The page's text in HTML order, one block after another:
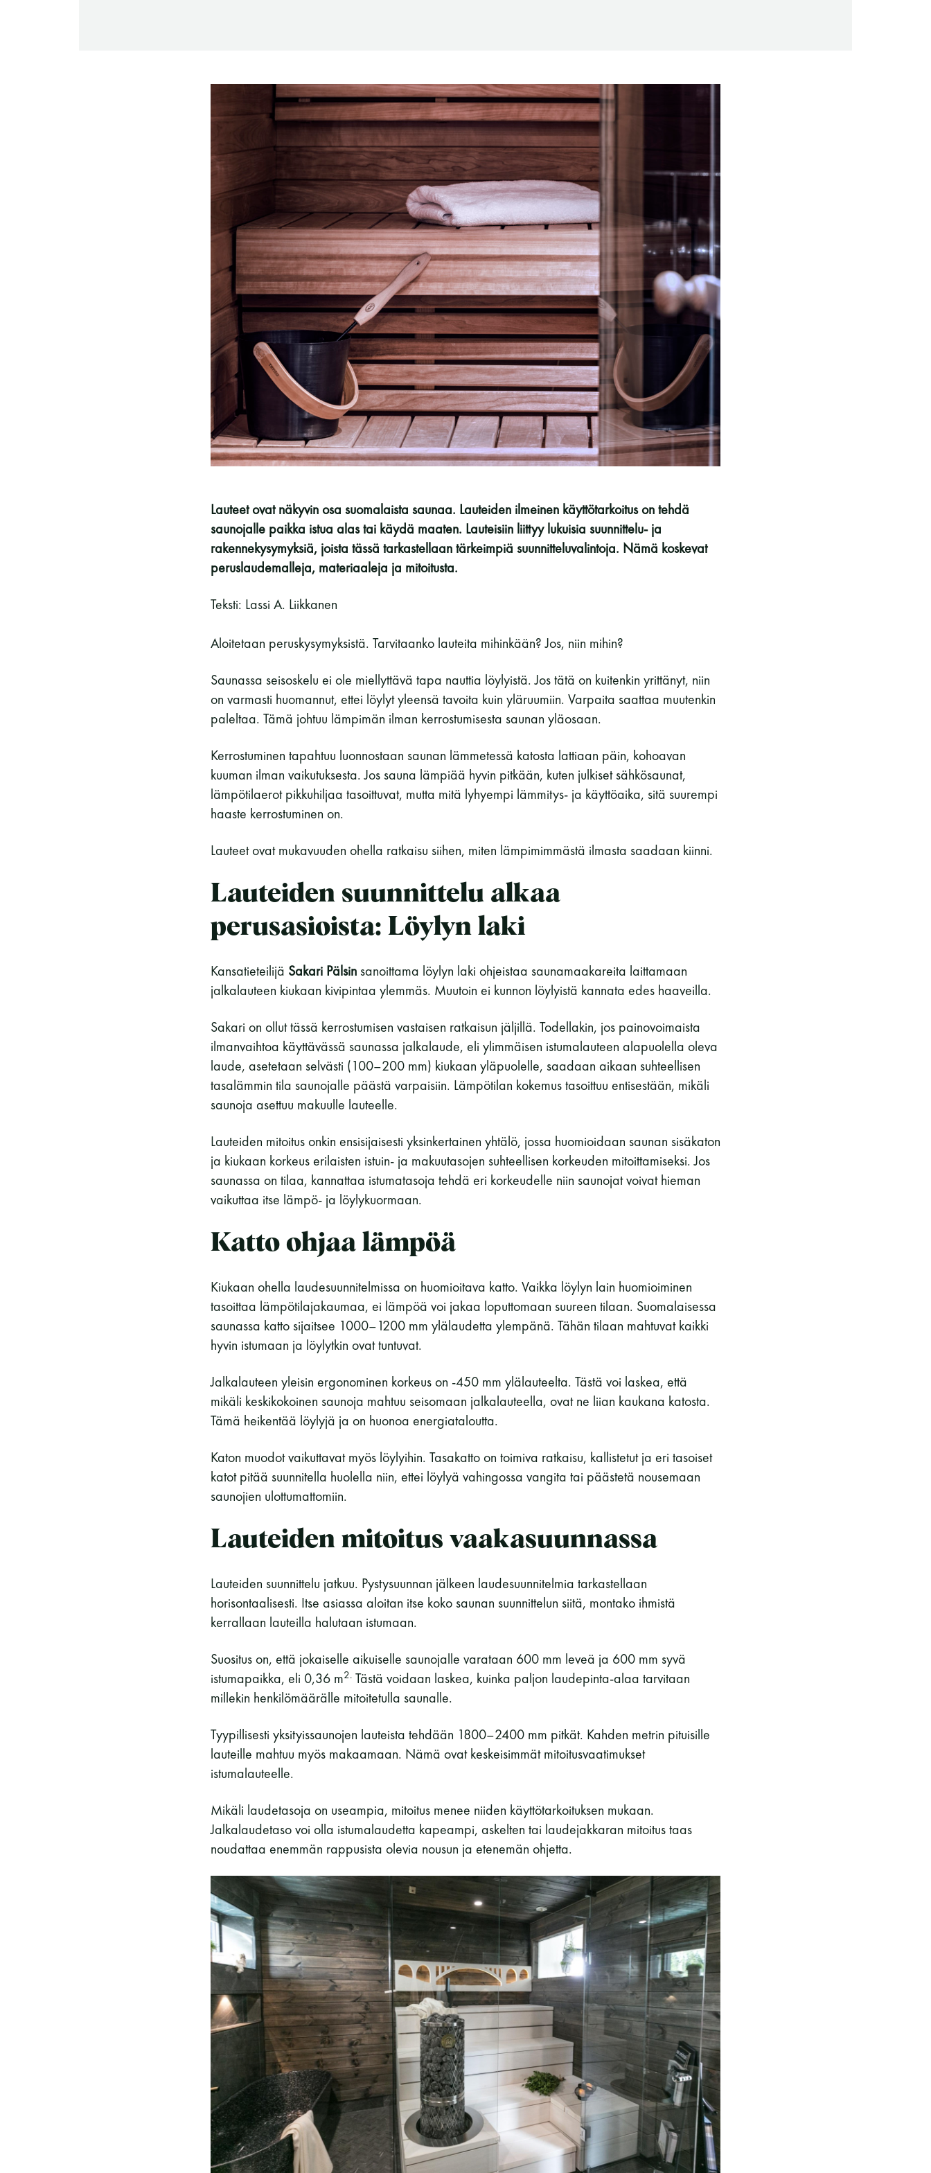
12 €
Vieras jäsenen seurassa
25 €
6 €
ilmainen
11 saunomiskerran kortti
120€
275€ / 115€
695€ / 275€
Suomen Saunaseura ry
Vaskiniementie 10, 00200 Helsinki
Kahvio/kassa 050 372 4167
(saunojen aukioloaikana)
Y-tunnus: 0116872-9
Tietosuojaseloste
Saunaseuran tarkoitus
Suomen Saunaseura vaalii perinteisiä,
kohteliaita saunomistapoja, joiden
perustana on toisten saunarauhan
kunnioittaminen. Seura vaalii
saunakulttuuria ja pyrkii kehittämään
suomalaista saunaa ja edistämään sitä
koskevaa tutkimusta.
Lauteet ovat näkyvin osa suomalaista saunaa. Lauteiden ilmeinen käyttötarkoitus on tehdä
saunojalle paikka istua alas tai käydä maaten. Lauteisiin liittyy lukuisia suunnittelu- ja
rakennekysymyksiä, joista tässä tarkastellaan tärkeimpiä suunnitteluvalintoja. Nämä koskevat
peruslaudemalleja, materiaaleja ja mitoitusta.
Teksti: Lassi A. Liikkanen
Aloitetaan peruskysymyksistä. Tarvitaanko lauteita mihinkään? Jos, niin mihin?
Saunassa seisoskelu ei ole miellyttävä tapa nauttia löylyistä. Jos tätä on kuitenkin yrittänyt, niin
on varmasti huomannut, ettei löylyt yleensä tavoita kuin yläruumiin. Varpaita saattaa muutenkin
paleltaa. Tämä johtuu lämpimän ilman kerrostumisesta saunan yläosaan.
Kerrostuminen tapahtuu luonnostaan saunan lämmetessä katosta lattiaan päin, kohoavan
kuuman ilman vaikutuksesta. Jos sauna lämpiää hyvin pitkään, kuten julkiset sähkösaunat,
lämpötilaerot pikkuhiljaa tasoittuvat, mutta mitä lyhyempi lämmitys- ja käyttöaika, sitä suurempi
haaste kerrostuminen on.
Lauteet ovat mukavuuden ohella ratkaisu siihen, miten lämpimimmästä ilmasta saadaan kiinni.
Lauteiden suunnittelu alkaa
perusasioista: Löylyn laki
Kansatieteilijä Sakari Pälsin sanoittama löylyn laki ohjeistaa saunamaakareita laittamaan
jalkalauteen kiukaan kivipintaa ylemmäs. Muutoin ei kunnon löylyistä kannata edes haaveilla.
Sakari on ollut tässä kerrostumisen vastaisen ratkaisun jäljillä. Todellakin, jos painovoimaista
ilmanvaihtoa käyttävässä saunassa jalkalaude, eli ylimmäisen istumalauteen alapuolella oleva
laude, asetetaan selvästi (100–200 mm) kiukaan yläpuolelle, saadaan aikaan suhteellisen
tasalämmin tila saunojalle päästä varpaisiin. Lämpötilan kokemus tasoittuu entisestään, mikäli
saunoja asettuu makuulle lauteelle.
Lauteiden mitoitus onkin ensisijaisesti yksinkertainen yhtälö, jossa huomioidaan saunan sisäkaton
ja kiukaan korkeus erilaisten istuin- ja makuutasojen suhteellisen korkeuden mitoittamiseksi. Jos
saunassa on tilaa, kannattaa istumatasoja tehdä eri korkeudelle niin saunojat voivat hieman
vaikuttaa itse lämpö- ja löylykuormaan.
Katto ohjaa lämpöä
Kiukaan ohella laudesuunnitelmissa on huomioitava katto. Vaikka löylyn lain huomioiminen
tasoittaa lämpötilajakaumaa, ei lämpöä voi jakaa loputtomaan suureen tilaan. Suomalaisessa
saunassa katto sijaitsee 1000–1200 mm ylälaudetta ylempänä. Tähän tilaan mahtuvat kaikki
hyvin istumaan ja löylytkin ovat tuntuvat.
Jalkalauteen yleisin ergonominen korkeus on -450 mm ylälauteelta. Tästä voi laskea, että
mikäli keskikokoinen saunoja mahtuu seisomaan jalkalauteella, ovat ne liian kaukana katosta.
Tämä heikentää löylyjä ja on huonoa energiataloutta.
Katon muodot vaikuttavat myös löylyihin. Tasakatto on toimiva ratkaisu, kallistetut ja eri tasoiset
katot pitää suunnitella huolella niin, ettei löylyä vahingossa vangita tai päästetä nousemaan
saunojien ulottumattomiin.
Lauteiden mitoitus vaakasuunnassa
Lauteiden suunnittelu jatkuu. Pystysuunnan jälkeen laudesuunnitelmia tarkastellaan
horisontaalisesti. Itse asiassa aloitan itse koko saunan suunnittelun siitä, montako ihmistä
kerrallaan lauteilla halutaan istumaan.
Suositus on, että jokaiselle aikuiselle saunojalle varataan 600 mm leveä ja 600 mm syvä
istumapaikka, eli 0,36 m2. Tästä voidaan laskea, kuinka paljon laudepinta-alaa tarvitaan
millekin henkilömäärälle mitoitetulla saunalle.
Tyypillisesti yksityissaunojen lauteista tehdään 1800–2400 mm pitkät. Kahden metrin pituisille
lauteille mahtuu myös makaamaan. Nämä ovat keskeisimmät mitoitusvaatimukset
istumalauteelle.
Mikäli laudetasoja on useampia, mitoitus menee niiden käyttötarkoituksen mukaan.
Jalkalaudetaso voi olla istumalaudetta kapeampi, askelten tai laudejakkaran mitoitus taas
noudattaa enemmän rappusista olevia nousun ja etenemän ohjetta.